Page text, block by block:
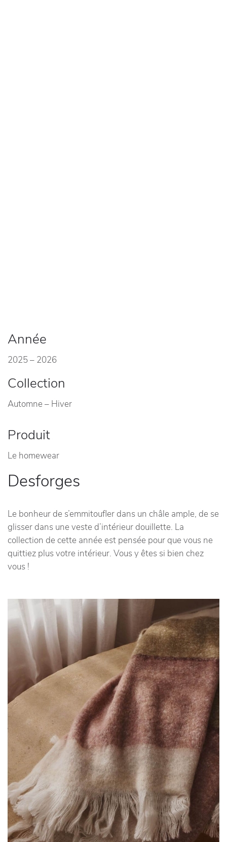
Année
2025 – 2026
Collection
Automne – Hiver
Produit
Le homewear
Desforges
Le bonheur de s’emmitoufler dans un châle ample, de se
glisser dans une veste d’intérieur douillette. La
collection de cette année est pensée pour que vous ne
quittiez plus votre intérieur. Vous y êtes si bien chez
vous !